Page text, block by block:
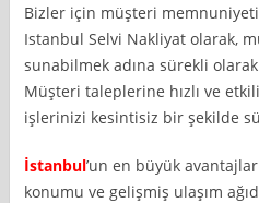
Bizler için müşteri
Istanbul Selvi Nakliyat olarak,
sunabilmek adına sürekli
Müşteri taleplerine hızlı ve
işlerinizi kesintisiz bir şekilde
İstanbul’un en büyük
konumu ve gelişmiş ulaşım